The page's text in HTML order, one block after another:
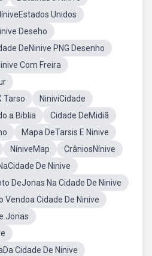
Unidos
Deseho
DeNinive PNG Desenho
Com Freira
Tarso
NiniviCidade
a Biblia
Cidade DeMidiã
Mapa DeTarsis E Ninive
NíniveMap
CrâniosNínive
De Ninive
DeJonas Na Cidade De Ninive
Vendoa Cidade De Ninive
Jonas
Cidade De Ninive